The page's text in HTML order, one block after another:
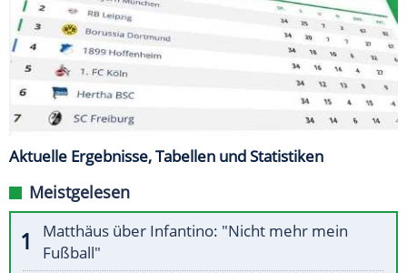
Aktuelle Ergebnisse, Tabellen und Statistiken
Meistgelesen
Matthäus über Infantino: "Nicht mehr mein
Fußball"